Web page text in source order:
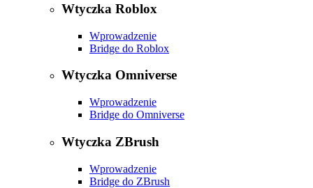
Wtyczka Roblox
Wprowadzenie
Bridge do Roblox
Wtyczka Omniverse
Wprowadzenie
Bridge do Omniverse
Wtyczka ZBrush
Wprowadzenie
Bridge do ZBrush